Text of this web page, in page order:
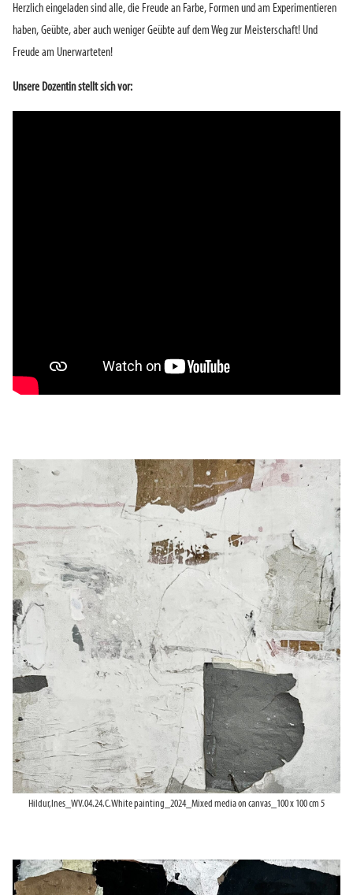
Herzlich eingeladen sind alle, die Freude an Farbe, Formen und am Experimentieren
haben, Geübte, aber auch weniger Geübte auf dem Weg zur Meisterschaft! Und
Freude am Unerwarteten!
Unsere Dozentin stellt sich vor:
Hildur,Ines_WV.04.24.C.White painting_2024_Mixed media on canvas_100 x 100 cm 5